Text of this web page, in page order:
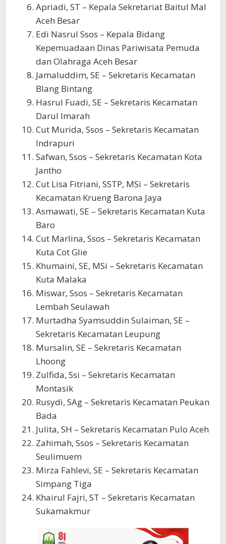
Apriadi, ST – Kepala Sekretariat Baitul Mal
Aceh Besar
Edi Nasrul Ssos – Kepala Bidang
Kepemuadaan Dinas Pariwisata Pemuda
dan Olahraga Aceh Besar
Jamaluddim, SE – Sekretaris Kecamatan
Blang Bintang
Hasrul Fuadi, SE – Sekretaris Kecamatan
Darul Imarah
Cut Murida, Ssos – Sekretaris Kecamatan
Indrapuri
Safwan, Ssos – Sekretaris Kecamatan Kota
Jantho
Cut Lisa Fitriani, SSTP, MSi – Sekretaris
Kecamatan Krueng Barona Jaya
Asmawati, SE – Sekretaris Kecamatan Kuta
Baro
Cut Marlina, Ssos – Sekretaris Kecamatan
Kuta Cot Glie
Khumaini, SE, MSi – Sekretaris Kecamatan
Kuta Malaka
Miswar, Ssos – Sekretaris Kecamatan
Lembah Seulawah
Murtadha Syamsuddin Sulaiman, SE –
Sekretaris Kecamatan Leupung
Mursalin, SE – Sekretaris Kecamatan
Lhoong
Zulfida, Ssi – Sekretaris Kecamatan
Montasik
Rusydi, SAg – Sekretaris Kecamatan Peukan
Bada
Julita, SH – Sekretaris Kecamatan Pulo Aceh
Zahimah, Ssos – Sekretaris Kecamatan
Seulimuem
Mirza Fahlevi, SE – Sekretaris Kecamatan
Simpang Tiga
Khairul Fajri, ST – Sekretaris Kecamatan
Sukamakmur